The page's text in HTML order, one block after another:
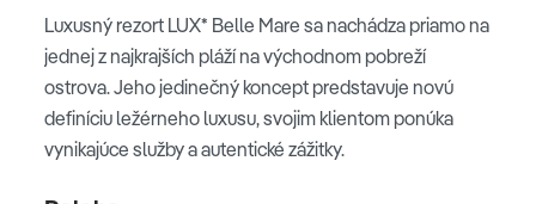
Luxusný rezort LUX* Belle Mare sa nachádza priamo na
jednej z najkrajších pláží na východnom pobreží
ostrova. Jeho jedinečný koncept predstavuje novú
definíciu ležérneho luxusu, svojim klientom ponúka
vynikajúce služby a autentické zážitky.